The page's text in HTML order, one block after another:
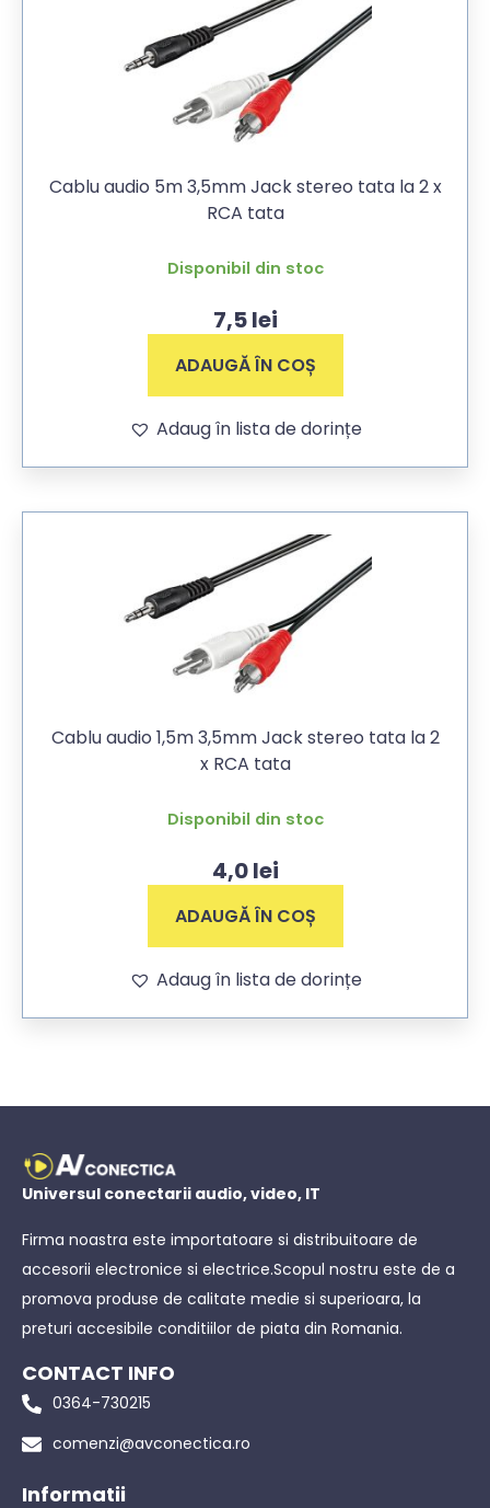
Cablu audio 5m 3,5mm Jack stereo tata la 2 x
RCA tata
Disponibil din stoc
7,5lei
ADAUGĂ ÎN COȘ
Adaug în lista de dorințe
Cablu audio 1,5m 3,5mm Jack stereo tata la 2
x RCA tata
Disponibil din stoc
4,0lei
ADAUGĂ ÎN COȘ
Adaug în lista de dorințe
Universul conectarii audio, video, IT
Firma noastra este importatoare si distribuitoare de
accesorii electronice si electrice.Scopul nostru este de a
promova produse de calitate medie si superioara, la
preturi accesibile conditiilor de piata din Romania.
CONTACT INFO
0364-730215
comenzi@avconectica.ro
Informatii